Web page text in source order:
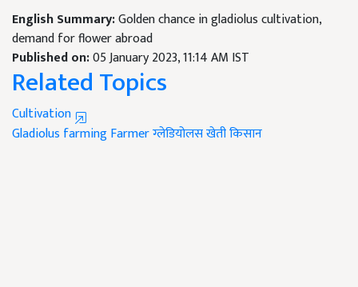
English Summary:Golden chance in gladiolus cultivation,
demand for flower abroad
Published on:05 January 2023, 11:14 AM IST
Related Topics
Cultivation
Gladiolus farmingFarmerग्लेडियोलसखेतीकिसान